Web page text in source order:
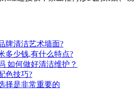
牌清洁艺术墙面?
多少钱,有什么特点?
如何做好清洁维护？
色技巧?
择是非常重要的